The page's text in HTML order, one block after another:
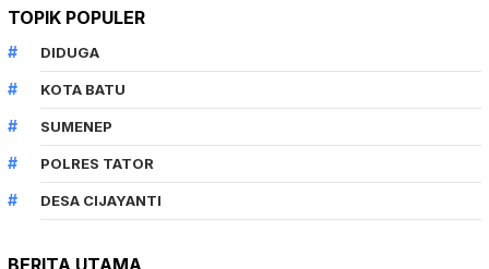
TOPIK POPULER
DIDUGA
KOTA BATU
SUMENEP
POLRES TATOR
DESA CIJAYANTI